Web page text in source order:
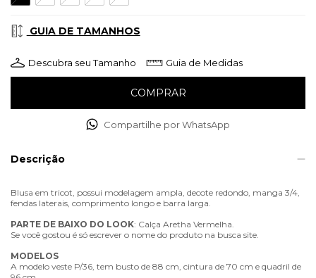
GUIA DE TAMANHOS
Descubra seu Tamanho Guia de Medidas
Compartilhe por WhatsApp
Descrição
Blusa em tricot, possui modelagem ampla, decote redondo, manga 3/4,
fendas laterais, comprimento longo e barra larga.
PARTE DE BAIXO DO LOOK: Calça Aretha Vermelha.
Se você gostou é só escrever o nome do produto na busca site.
MODELOS
A modelo veste P/36, tem busto de 88 cm, cintura de 70 cm e quadril de